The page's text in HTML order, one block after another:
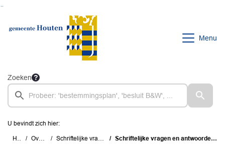
Menu
Zoeken
U bevindt zich hier:
Home Overzichten Schriftelijke vragen en antwoorden Schriftelijke vragen en antwoorden VVD over onrechtmatige verwijdering grafmonumenten RK Begraafplaats